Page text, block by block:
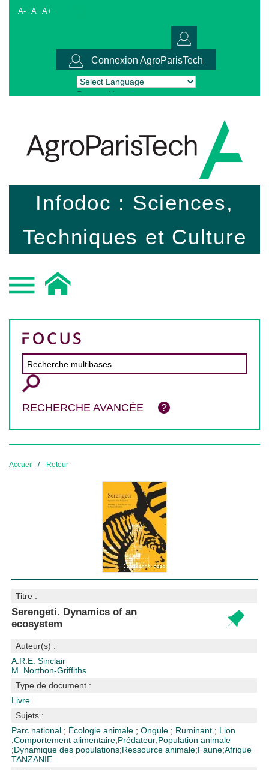
A- A A+
Connexion AgroParisTech
Powered by Translate
Infodoc : Sciences,
Techniques et Culture
RECHERCHE AVANCÉE
Accueil Retour
Titre :
Serengeti. Dynamics of an
ecosystem
Auteur(s) :
A.R.E. Sinclair
M. Northon-Griffiths
Type de document :
Livre
Sujets :
Parc national ; Écologie animale ;Ongule ; Ruminant ; Lion
;Comportement alimentaire;Prédateur;Population animale
;Dynamique des populations;Ressource animale;Faune;Afrique
TANZANIE